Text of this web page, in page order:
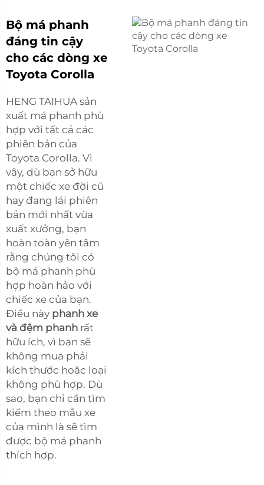
Bộ má phanh
đáng tin cậy
cho các dòng xe
Toyota Corolla
HENG TAIHUA sản
xuất má phanh phù
hợp với tất cả các
phiên bản của
Toyota Corolla. Vì
vậy, dù bạn sở hữu
một chiếc xe đời cũ
hay đang lái phiên
bản mới nhất vừa
xuất xưởng, bạn
hoàn toàn yên tâm
rằng chúng tôi có
bộ má phanh phù
hợp hoàn hảo với
chiếc xe của bạn.
Điều này phanh xe
và đệm phanh rất
hữu ích, vì bạn sẽ
không mua phải
kích thước hoặc loại
không phù hợp. Dù
sao, bạn chỉ cần tìm
kiếm theo mẫu xe
của mình là sẽ tìm
được bộ má phanh
thích hợp.